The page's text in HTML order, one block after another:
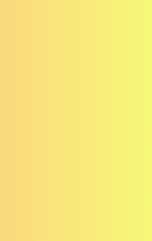
ức chế
phân giải
hỗ trợ tăng
chiều, giúp cơ